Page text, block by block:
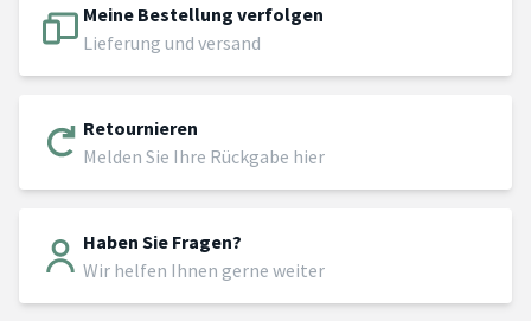
Meine Bestellung verfolgen
Lieferung und versand
Retournieren
Melden Sie Ihre Rückgabe hier
Haben Sie Fragen?
Wir helfen Ihnen gerne weiter